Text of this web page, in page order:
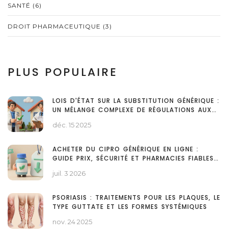
SANTÉ (6)
DROIT PHARMACEUTIQUE (3)
PLUS POPULAIRE
LOIS D'ÉTAT SUR LA SUBSTITUTION GÉNÉRIQUE :
UN MÉLANGE COMPLEXE DE RÉGULATIONS AUX
déc. 15 2025
ACHETER DU CIPRO GÉNÉRIQUE EN LIGNE :
GUIDE PRIX, SÉCURITÉ ET PHARMACIES FIABLES
juil. 3 2026
PSORIASIS : TRAITEMENTS POUR LES PLAQUES, LE
TYPE GUTTATE ET LES FORMES SYSTÉMIQUES
nov. 24 2025